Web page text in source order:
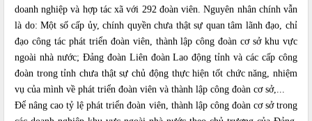
doanh nghiệp và hợp tác xã với 292 đoàn viên. Nguyên nhân chính vẫn
là do: Một số cấp ủy, chính quyền chưa thật sự quan tâm lãnh đạo, chỉ
đạo công tác phát triển đoàn viên, thành lập công đoàn cơ sở khu vực
ngoài nhà nước; Đảng đoàn Liên đoàn Lao động tỉnh và các cấp công
đoàn trong tỉnh chưa thật sự chủ động thực hiện tốt chức năng, nhiệm
vụ của mình về phát triển đoàn viên và thành lập công đoàn cơ sở,...
Để nâng cao tỷ lệ phát triển đoàn viên, thành lập công đoàn cơ sở trong